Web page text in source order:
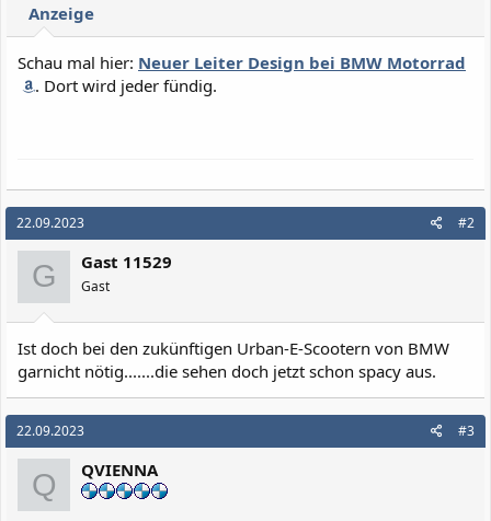
Anzeige
Schau mal hier: Neuer Leiter Design bei BMW Motorrad
. Dort wird jeder fündig.
22.09.2023 #2
G Gast 11529
Gast
Ist doch bei den zukünftigen Urban-E-Scootern von BMW
garnicht nötig.......die sehen doch jetzt schon spacy aus.
22.09.2023 #3
Q QVIENNA